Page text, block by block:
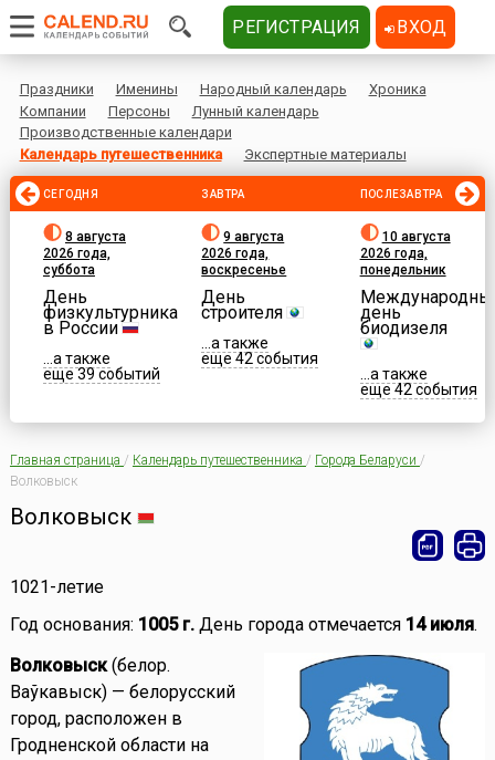
Праздники Именины Народный календарь
Хроника
Компании
Персоны
Лунный календарь
Производственные календари
Календарь путешественника
Экспертные материалы
СЕГОДНЯ
8 августа
2026 года,
суббота
День
физкультурника
в России
...а также
еще 39 событий
ЗАВТРА
9 августа
2026 года,
воскресенье
День
строителя
...а также
еще 42 события
ПОСЛЕЗАВТРА
10 августа
2026 года,
понедельник
день
биодизеля
...а также
еще 42 события
Главная страница / Календарь путешественника / Города Беларуси /
Волковыск
Волковыск
1021-летие
Год основания: 1005 г.День города отмечается 14 июля.
Волковыск(белор.
Ваўкавыск) — белорусский
город, расположен в
Гродненской области на
РЕГИСТРАЦИЯ ВХОД